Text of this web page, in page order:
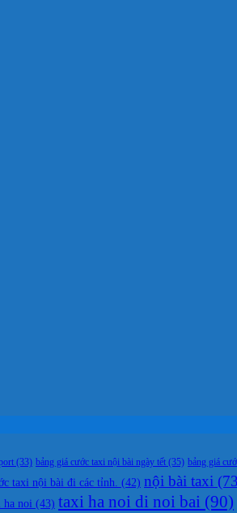
(33) bảng giá cước taxi nội bài ngày tết (35) bảng giá
taxi nội bài đi các tỉnh. (42) nội bài taxi
ha noi (43) taxi ha noi di noi bai (90)